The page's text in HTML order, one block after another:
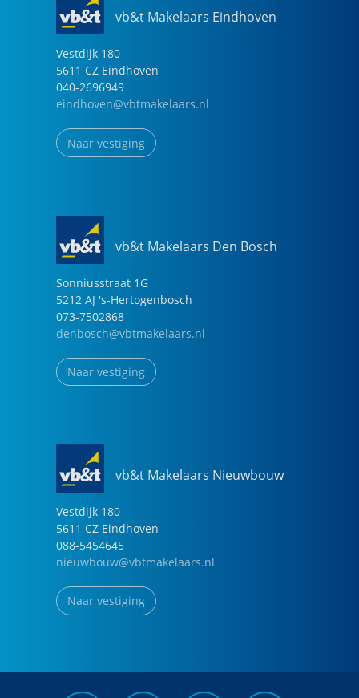
vb&t Makelaars Eindhoven
Vestdijk 180
5611 CZ Eindhoven
040-2696949
eindhoven@vbtmakelaars.nl
Naar vestiging
vb&t Makelaars Den Bosch
Sonniusstraat 1G
5212 AJ 's-Hertogenbosch
073-7502868
denbosch@vbtmakelaars.nl
Naar vestiging
vb&t Makelaars Nieuwbouw
Vestdijk 180
5611 CZ Eindhoven
088-5454645
nieuwbouw@vbtmakelaars.nl
Naar vestiging